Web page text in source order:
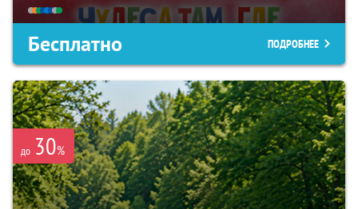
Бесплатно ПОДРОБНЕЕ
до 30%